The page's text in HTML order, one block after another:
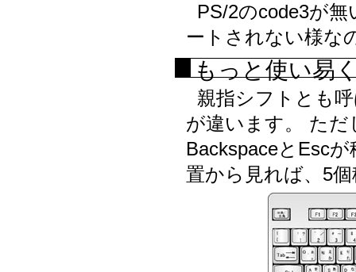
PS/2のcode3が
ートされない様な
もっと使い易
親指シフトとも
が違います。 ただ
BackspaceとEsc
置から見れば、5